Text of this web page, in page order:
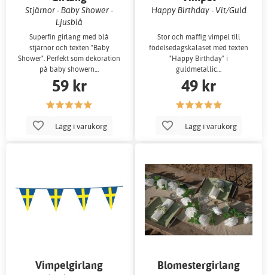
Stjärnor - Baby Shower -
Ljusblå
Superfin girlang med blå
stjärnor och texten "Baby
Shower". Perfekt som dekoration
på baby showern…
59 kr
Lägg i varukorg
Happy Birthday - Vit/Guld
Stor och maffig vimpel till
födelsedagskalaset med texten
"Happy Birthday" i
guldmetallic…
49 kr
Lägg i varukorg
Vimpelgirlang Blomestergirlang